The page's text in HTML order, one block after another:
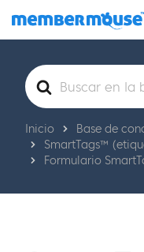
Características
Comenzar
Buscar
Inicio
Base de
SmartTags™
Formulario